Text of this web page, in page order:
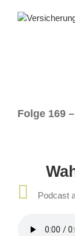
Inhalt
Folge 169
Podcast